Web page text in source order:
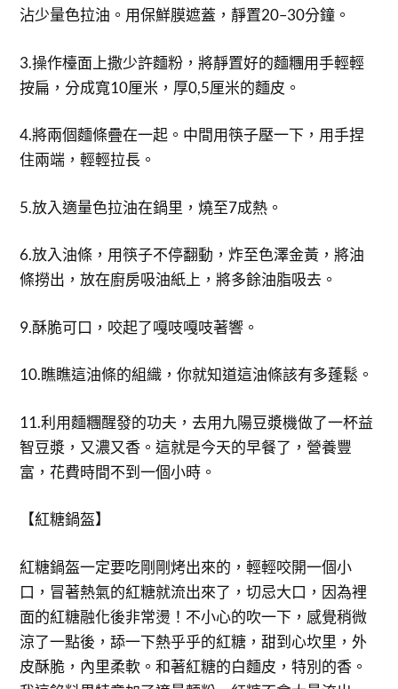
沾少量色拉油。用保鮮膜遮蓋，靜置20–30分鐘。
3.操作檯面上撒少許麵粉，將靜置好的麵糰用手輕輕
按扁，分成寬10厘米，厚0,5厘米的麵皮。
4.將兩個麵條疊在一起。中間用筷子壓一下，用手捏
住兩端，輕輕拉長。
5.放入適量色拉油在鍋里，燒至7成熱。
6.放入油條，用筷子不停翻動，炸至色澤金黃，將油
條撈出，放在廚房吸油紙上，將多餘油脂吸去。
9.酥脆可口，咬起了嘎吱嘎吱著響。
10.瞧瞧這油條的組織，你就知道這油條該有多蓬鬆。
11.利用麵糰醒發的功夫，去用九陽豆漿機做了一杯益
智豆漿，又濃又香。這就是今天的早餐了，營養豐
富，花費時間不到一個小時。
【紅糖鍋盔】
紅糖鍋盔一定要吃剛剛烤出來的，輕輕咬開一個小
口，冒著熱氣的紅糖就流出來了，切忌大口，因為裡
面的紅糖融化後非常燙！不小心的吹一下，感覺稍微
涼了一點後，舔一下熱乎乎的紅糖，甜到心坎里，外
皮酥脆，內里柔軟。和著紅糖的白麵皮，特別的香。